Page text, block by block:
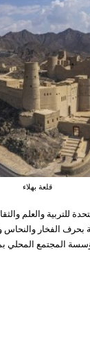
قلعة بهلاء
للتربية والعلم
بحرف الفخار والنحاس
المجتمع المحلي